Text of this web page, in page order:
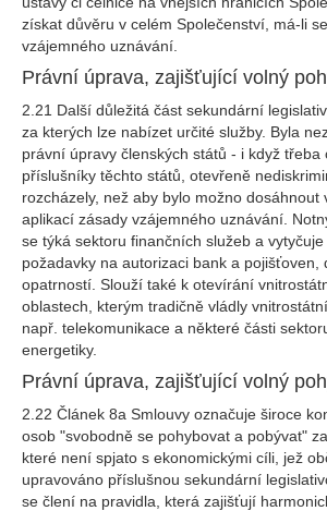
získat důvěru v celém Společenství, má-li
vzájemného uznávání.
Právní úprava, zajišťující volný
2.21 Další důležitá část sekundární
za kterých lze nabízet určité služby. Byla
právní úpravy členských států - i když třeba
příslušníky těchto států, otevřeně
rozcházely, než aby bylo možno dosáhnout
aplikací zásady vzájemného uznávání.
se týká sektoru finančních služeb a
požadavky na autorizaci bank a pojišťoven,
opatrností. Slouží také k otevírání
oblastech, kterým tradičně vládly
např. telekomunikace a některé části
energetiky.
Právní úprava, zajišťující volný
2.22 Článek 8a Smlouvy označuje široce
osob "svobodně se pohybovat a pobývat"
které není spjato s ekonomickými cíli, jež
upravováno příslušnou sekundární
se člení na pravidla, která zajišťují